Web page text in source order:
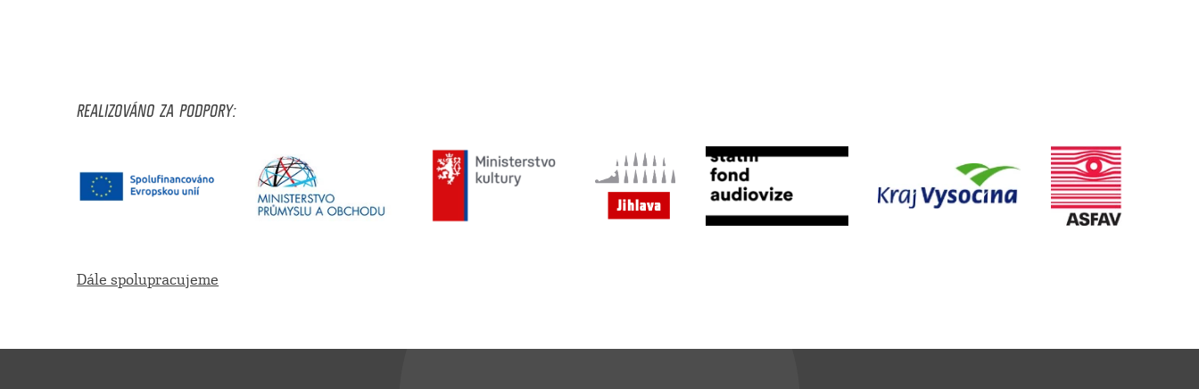
REALIZOVÁNO ZA PODPORY:
Dále spolupracujeme